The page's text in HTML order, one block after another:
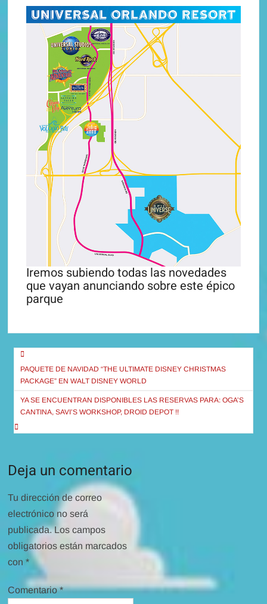
Iremos subiendo todas las novedades
que vayan anunciando sobre este épico
parque
Navegación
de
entradas
PAQUETE DE NAVIDAD “THE ULTIMATE DISNEY CHRISTMAS
PACKAGE” EN WALT DISNEY WORLD
YA SE ENCUENTRAN DISPONIBLES LAS RESERVAS PARA: OGA’S
CANTINA, SAVI’S WORKSHOP, DROID DEPOT !!
Deja un comentario
Tu dirección de correo
electrónico no será
publicada. Los campos
obligatorios están marcados
con*
Comentario*